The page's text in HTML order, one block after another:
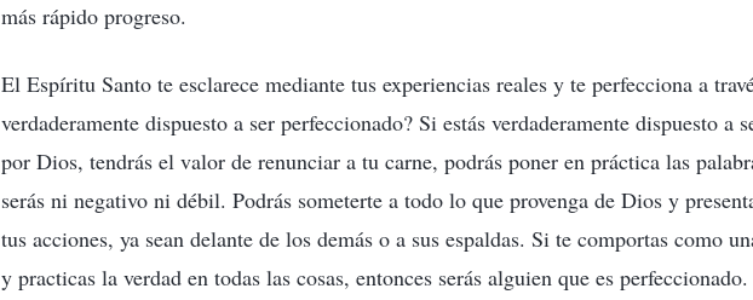
más rápido progreso.
El Espíritu Santo te esclarece mediante tus experiencias reales y te perfecciona a
verdaderamente dispuesto a ser perfeccionado? Si estás verdaderamente dispuesto a
por Dios, tendrás el valor de renunciar a tu carne, podrás poner en práctica las
serás ni negativo ni débil. Podrás someterte a todo lo que provenga de Dios y
tus acciones, ya sean delante de los demás o a sus espaldas. Si te comportas como
y practicas la verdad en todas las cosas, entonces serás alguien que es perfeccionado.